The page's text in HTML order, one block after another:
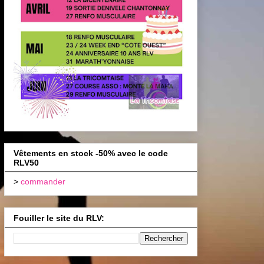
Vêtements en stock -50% avec le code
RLV50
> commander
Fouiller le site du RLV: